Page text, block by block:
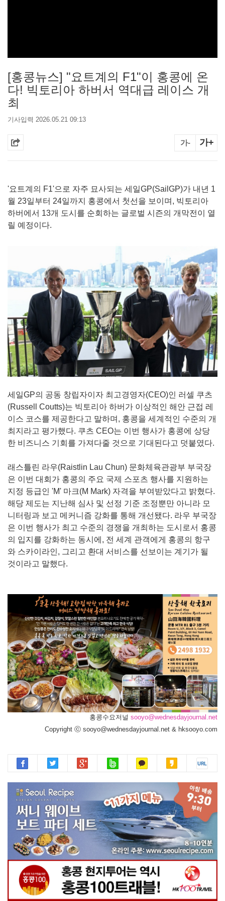
[홍콩뉴스] "요트계의 F1"이 홍콩에 온
다! 빅토리아 하버서 역대급 레이스 개
최
기사입력 2026.05.21 09:13
가- 가+
'요트계의 F1'으로 자주 묘사되는 세일GP(SailGP)가 내년 1
월 23일부터 24일까지 홍콩에서 첫선을 보이며, 빅토리아
하버에서 13개 도시를 순회하는 글로벌 시즌의 개막전이 열
릴 예정이다.
세일GP의 공동 창립자이자 최고경영자(CEO)인 러셀 쿠츠
(Russell Coutts)는 빅토리아 하버가 이상적인 해안 근접 레
이스 코스를 제공한다고 말하며, 홍콩을 세계적인 수준의 개
최지라고 평가했다. 쿠츠 CEO는 이번 행사가 홍콩에 상당
한 비즈니스 기회를 가져다줄 것으로 기대된다고 덧붙였다.
래스틀린 라우(Raistlin Lau Chun) 문화체육관광부 부국장
은 이번 대회가 홍콩의 주요 국제 스포츠 행사를 지원하는
지정 등급인 'M' 마크(M Mark) 자격을 부여받았다고 밝혔다.
해당 제도는 지난해 심사 및 선정 기준 조정뿐만 아니라 모
니터링과 보고 메커니즘 강화를 통해 개선됐다. 라우 부국장
은 이번 행사가 최고 수준의 경쟁을 개최하는 도시로서 홍콩
의 입지를 강화하는 동시에, 전 세계 관객에게 홍콩의 항구
와 스카이라인, 그리고 환대 서비스를 선보이는 계기가 될
것이라고 말했다.
홍콩수요저널 sooyo@wednesdayjournal.net
Copyright ⓒ sooyo@wednesdayjournal.net & hksooyo.com